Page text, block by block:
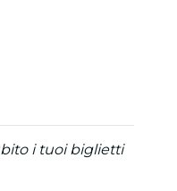
i tuoi biglietti